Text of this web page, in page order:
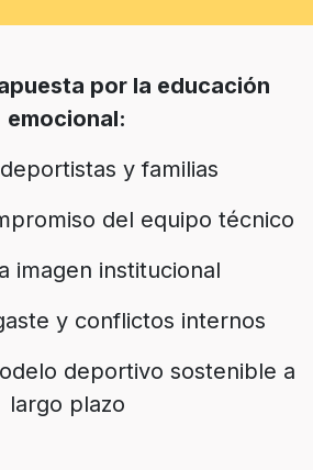
por la educación
emocional:
y familias
del equipo técnico
imagen institucional
y conflictos internos
deportivo sostenible a
largo plazo